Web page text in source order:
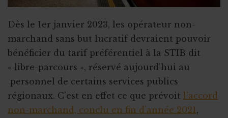
Dès le 1er janvier 2023, les opérateur non-
marchand sans but lucratif devraient pouvoir
bénéficier du tarif préférentiel à la STIB dit
« libre-parcours », réservé aujourd’hui au
personnel de certains services publics
régionaux. C’est en effet ce que prévoit l’accord
non-marchand, conclu en fin d’année 2021 ,